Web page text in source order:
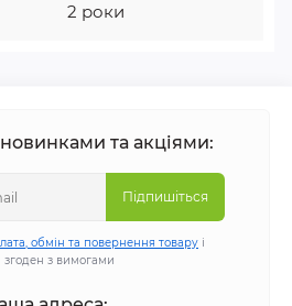
2 роки
та акціями:
Підпишіться
обмін та повернення товару і
згоден з вимогами